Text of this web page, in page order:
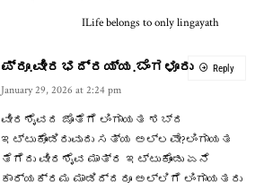
ILife belongs to only lingayath
ಪ್ರೂ.ವೀರಭದ್ರಯ್ಯ.ಬೆಂಗಳೂರು
January 29, 2026 at 2:24 pm
ವೀರಶೈವದ ಜೊತೆಗೆ ಲಿಂಗಾಯತ ಶಬ್ದ
ಇಟ್ಟುಕೊಂಡಿರುವುದು ಸತ್ಯ ಅಲ್ಲವೇ?ಲಿಂಗಾಯತ
ತೆಗೆದು ವೀರಶೈವ ಮಾತ್ರ ಇಟ್ಟುಕೊಂಡು ಏನೆ
ಕಾರ್ಯಕ್ರಮ ಮಾಡಿದ್ದರೂ ಅಲ್ಲಿಗೆ ಲಿಂಗಾಯತರು
Reply